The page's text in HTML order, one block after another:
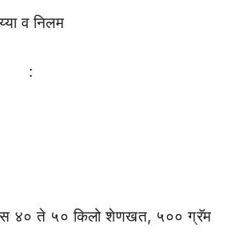
व निलम
४० ते ५० किलो शेणखत, ५०० ग्रॅम